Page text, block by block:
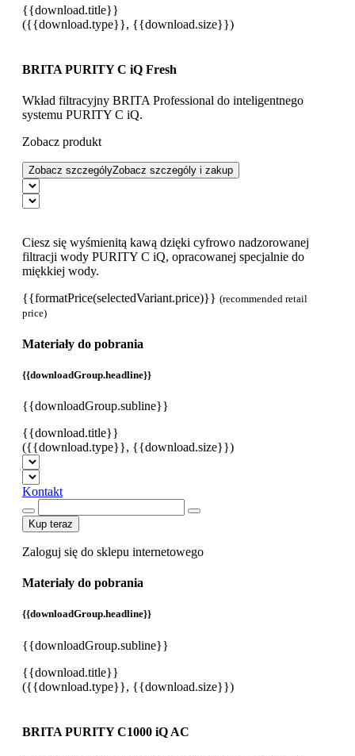
{{download.title}}
({{download.type}}, {{download.size}})
BRITA PURITY C iQ Fresh
Wkład filtracyjny BRITA Professional do inteligentnego
systemu PURITY C iQ.
Zobacz produkt
Zobacz szczególyZobacz szczególy i zakup
Ciesz się wyśmienitą kawą dzięki cyfrowo nadzorowanej
filtracji wody PURITY C iQ, opracowanej specjalnie do
miękkiej wody.
{{formatPrice(selectedVariant.price)}} (recommended retail
price)
Materiały do pobrania
{{downloadGroup.headline}}
{{downloadGroup.subline}}
{{download.title}}
({{download.type}}, {{download.size}})
Kontakt
Kup teraz
Zaloguj się do sklepu internetowego
Materiały do pobrania
{{downloadGroup.headline}}
{{downloadGroup.subline}}
{{download.title}}
({{download.type}}, {{download.size}})
BRITA PURITY C1000 iQ AC